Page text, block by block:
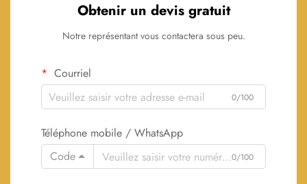
Obtenir un devis gratuit
Notre représentant vous contactera sous peu.
Courriel
0/100
Téléphone mobile / WhatsApp
Code
0/100